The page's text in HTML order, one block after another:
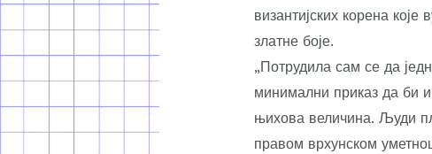
византијских корена
златне боје.
„Потрудила сам се да
минимални приказ да би
њихова величина. Људи
правом врхунском